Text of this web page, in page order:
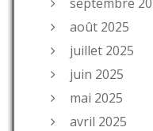
août 2025
juillet 2025
juin 2025
mai 2025
avril 2025